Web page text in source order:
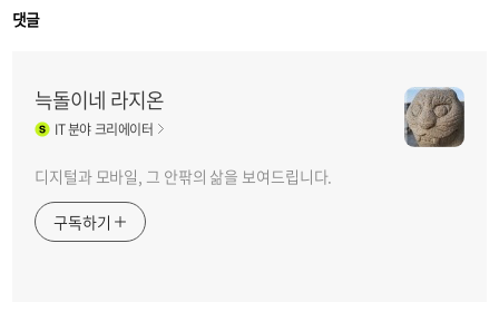
댓글
늑돌이네 라지온
IT분야 크리에이터
디지털과 모바일, 그 안팎의 삶을 보여드립니다.
구독하기